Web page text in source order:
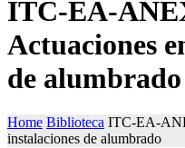
ITC-EA-
Actuaciones
de alumbrado
Home Biblioteca ITC-EA-
instalaciones de alumbrado